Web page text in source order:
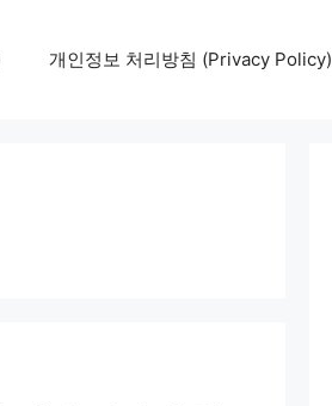
개인정보 처리방침 (Privacy Policy)